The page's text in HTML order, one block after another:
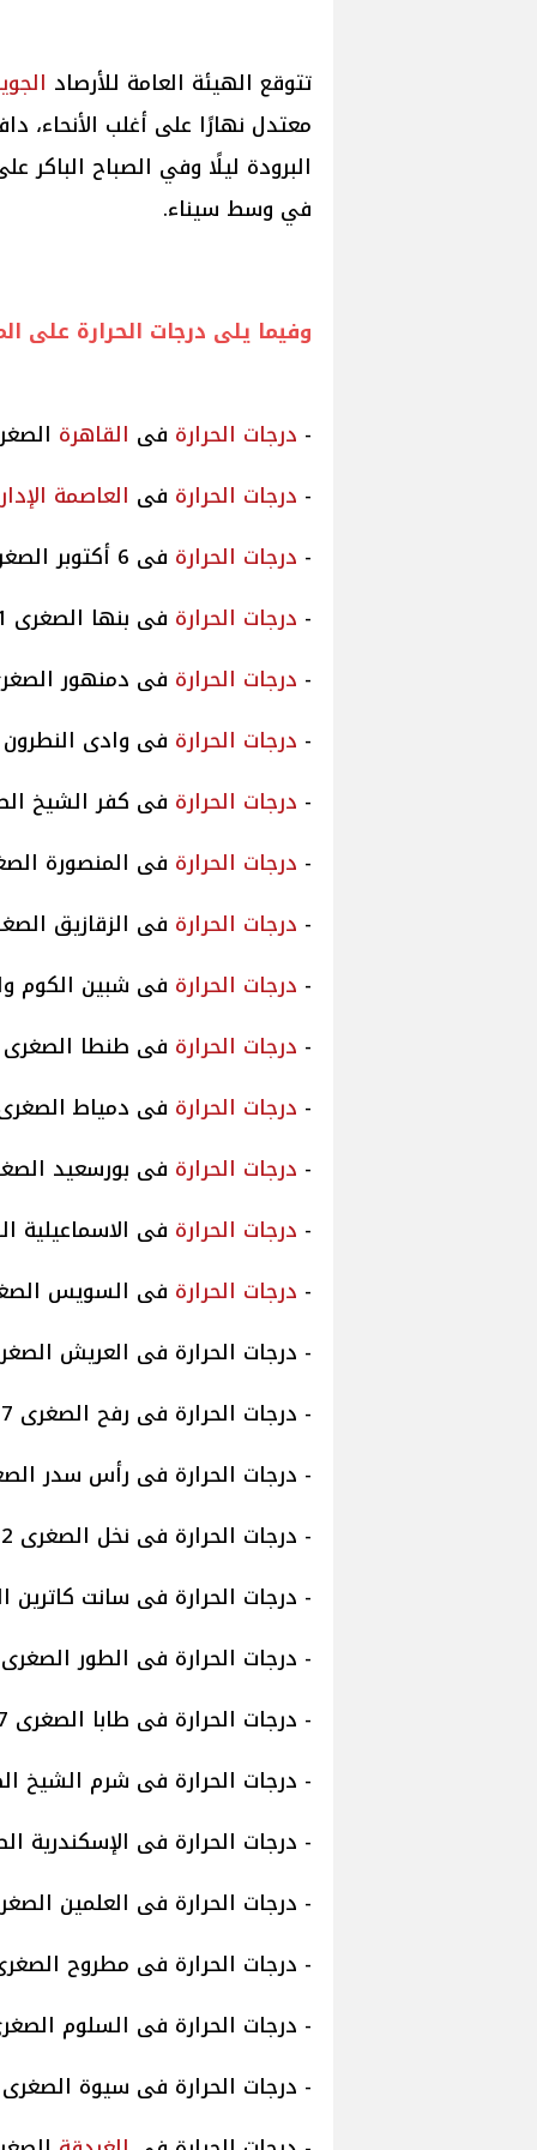
تتوقع الهيئة العامة للأرصاد
معتدل نهارًا على أغلب
البرودة ليلًا وفي الصباح الباكر
في وسط سيناء.
وفيما يلى درجات الحرارة على
- درجات الحرارة فى القاهرة الصغرى 12
- درجات الحرارة فى العاصمة
- درجات الحرارة فى 6 أكتوبر الصغرى 10 والعظمى 21
- درجات الحرارة فى بنها الصغرى 11 والعظمى 21
- درجات الحرارة فى دمنهور الصغرى 11
- درجات الحرارة فى وادى النطرون
- درجات الحرارة فى كفر الشيخ الصغرى 12
- درجات الحرارة فى المنصورة الصغرى 11
- درجات الحرارة فى الزقازيق الصغرى 11
- درجات الحرارة فى شبين الكوم والصغرى
- درجات الحرارة فى طنطا الصغرى 11 والعظمى
- درجات الحرارة فى دمياط الصغرى 13
- درجات الحرارة فى بورسعيد الصغرى 14
- درجات الحرارة فى الاسماعيلية الصغرى 11
- درجات الحرارة فى السويس الصغرى 10
- درجات الحرارة فى العريش الصغرى 09
- درجات الحرارة فى رفح الصغرى 07 والعظمى 20
- درجات الحرارة فى رأس سدر الصغرى 11
- درجات الحرارة فى نخل الصغرى 02 العظمى 19
- درجات الحرارة فى سانت كاترين الصغرى 01
- درجات الحرارة فى الطور الصغرى 11 والعظمى
- درجات الحرارة فى طابا الصغرى 07 والعظمى 21
- درجات الحرارة فى شرم الشيخ الصغرى 15
- درجات الحرارة فى الإسكندرية الصغرى 11
- درجات الحرارة فى العلمين الصغرى 10
- درجات الحرارة فى مطروح الصغرى 10
- درجات الحرارة فى السلوم الصغرى 09
- درجات الحرارة فى سيوة الصغرى 08 والعظمى